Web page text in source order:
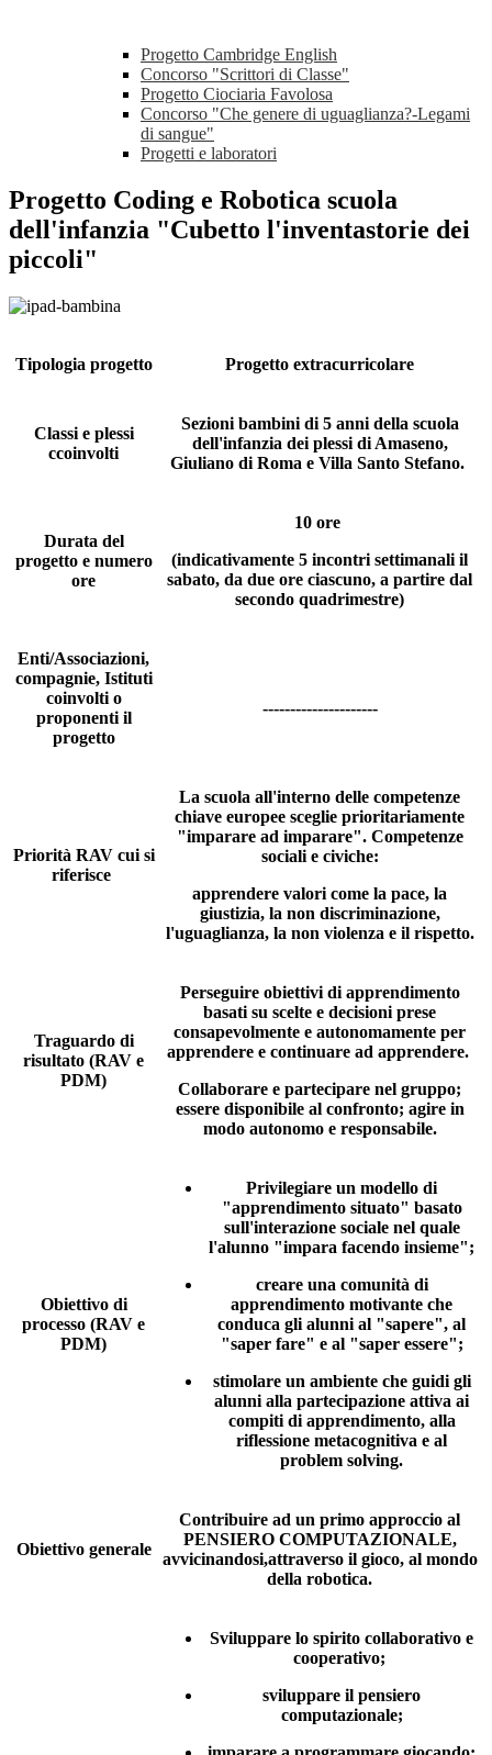
Progetto Cambridge English
Concorso "Scrittori di Classe"
Progetto Ciociaria Favolosa
Concorso "Che genere di uguaglianza?-Legami
di sangue"
Progetti e laboratori
Progetto Coding e Robotica scuola
dell'infanzia "Cubetto l'inventastorie dei
piccoli"
Tipologia progetto Progetto extracurricolare
Classi e plessi
ccoinvolti
Sezioni bambini di 5 anni della scuola
dell'infanzia dei plessi di Amaseno,
Giuliano di Roma e Villa Santo Stefano.
Durata del
progetto e numero
ore
10 ore
(indicativamente 5 incontri settimanali il
sabato, da due ore ciascuno, a partire dal
secondo quadrimestre)
Enti/Associazioni,
compagnie, Istituti
coinvolti o
proponenti il
progetto
---------------------
Priorità RAV cui si
riferisce
La scuola all'interno delle competenze
chiave europee sceglie prioritariamente
"imparare ad imparare". Competenze
sociali e civiche:
apprendere valori come la pace, la
giustizia, la non discriminazione,
l'uguaglianza, la non violenza e il rispetto.
Traguardo di
risultato (RAV e
PDM)
Perseguire obiettivi di apprendimento
basati su scelte e decisioni prese
consapevolmente e autonomamente per
apprendere e continuare ad apprendere.
Collaborare e partecipare nel gruppo;
essere disponibile al confronto; agire in
modo autonomo e responsabile.
Obiettivo di
processo (RAV e
PDM)
Privilegiare un modello di
"apprendimento situato" basato
sull'interazione sociale nel quale
l'alunno "impara facendo insieme";
creare una comunità di
apprendimento motivante che
conduca gli alunni al "sapere", al
"saper fare" e al "saper essere";
stimolare un ambiente che guidi gli
alunni alla partecipazione attiva ai
compiti di apprendimento, alla
riflessione metacognitiva e al
problem solving.
Obiettivo generale
Contribuire ad un primo approccio al
PENSIERO COMPUTAZIONALE,
avvicinandosi,attraverso il gioco, al mondo
della robotica.
Sviluppare lo spirito collaborativo e
cooperativo;
sviluppare il pensiero
computazionale;